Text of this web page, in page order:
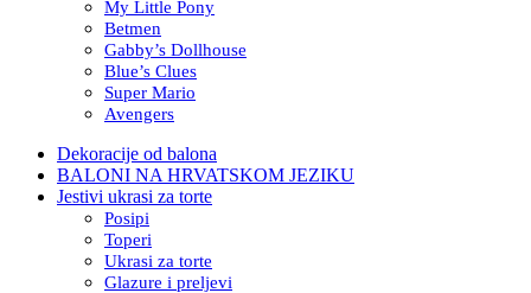
My Little Pony
Betmen
Gabby’s Dollhouse
Blue’s Clues
Super Mario
Avengers
Dekoracije od balona
BALONI NA HRVATSKOM JEZIKU
Jestivi ukrasi za torte
Posipi
Toperi
Ukrasi za torte
Glazure i preljevi